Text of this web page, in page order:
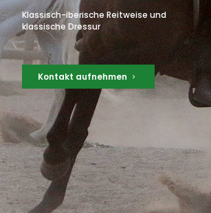
Klassisch-iberische Reitweise und
klassische Dressur
Kontakt aufnehmen